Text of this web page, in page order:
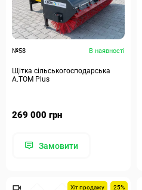
№58 В наявності
Щітка сільськогосподарська
А.ТОМ Plus
269 000 грн
Замовити
Хіт продажу 25%